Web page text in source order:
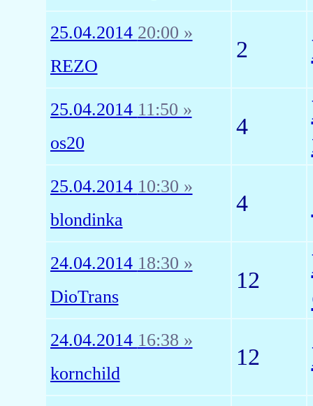
25.04.2014 20:00 »
REZO
2
25.04.2014 11:50 »
os20
4
25.04.2014 10:30 »
blondinka
4
24.04.2014 18:30 »
DioTrans
12
24.04.2014 16:38 »
kornchild
12